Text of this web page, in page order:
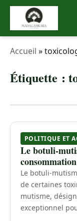
Accueil »
Étiquette :
POLITIQUE ET
Le botuli-
Le botuli-
de certaines
mutisme,
exceptionnel